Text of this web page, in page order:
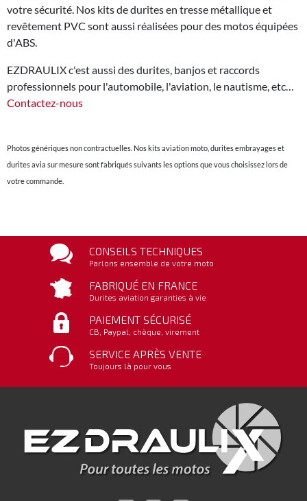
votre sécurité. Nos kits de durites en tresse métallique et
revêtement PVC sont aussi réalisées pour des motos équipées
d'ABS.
EZDRAULIX c'est aussi des durites, banjos et raccords
professionnels pour l'automobile, l'aviation, le nautisme, etc…
Contactez-nous
Photos génériques non contractuelles. Nos kits aviation moto, durites embrayages et
durites avia sur mesure sont fabriqués suivants les options que vous choisissez lors de
votre commande.
CONSEILS TECHNIQUES
Parlons ensemble de votre moto
FABRIQUÉ EN FRANCE
Durites aviation garanties à vie
PAIEMENT SÉCURISÉ
CB, Paypal, chèque, virement
SERVICE APRÈS VENTE
Toujours là pour vous